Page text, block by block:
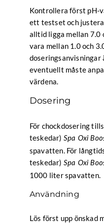
Kontrollera först pH-
ett testset och
alltid ligga mellan 7.0
vara mellan 1.0 och
doseringsanvisningar
eventuellt måste
värdena.
Dosering
För chockdosering
teskedar) Spa Oxi
spavatten. För
teskedar) Spa Oxi
1000 liter spavatten.
Användning
Lös först upp önskad